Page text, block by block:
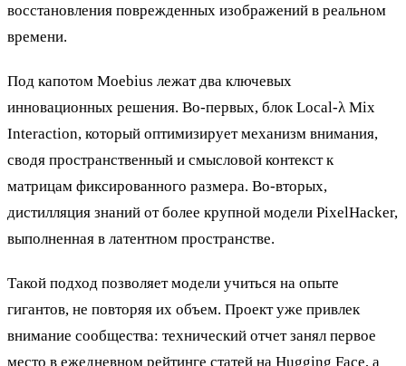
восстановления поврежденных изображений в реальном
времени.
Под капотом Moebius лежат два ключевых
инновационных решения. Во-первых, блок Local-λ Mix
Interaction, который оптимизирует механизм внимания,
сводя пространственный и смысловой контекст к
матрицам фиксированного размера. Во-вторых,
дистилляция знаний от более крупной модели PixelHacker,
выполненная в латентном пространстве.
Такой подход позволяет модели учиться на опыте
гигантов, не повторяя их объем. Проект уже привлек
внимание сообщества: технический отчет занял первое
место в ежедневном рейтинге статей на Hugging Face, а